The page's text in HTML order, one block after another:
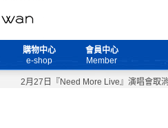
購物中心
e-shop
會員中心
Member
2月27日『Need More Live』演唱會取消公告